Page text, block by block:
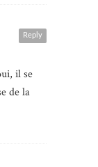
Reply
il se
de la